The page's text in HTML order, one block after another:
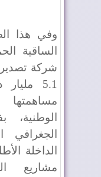
وفي هذا
شركة
5.1
مساهمتها
الوطنية،
الجغرافي
الداخلة
مشاريع